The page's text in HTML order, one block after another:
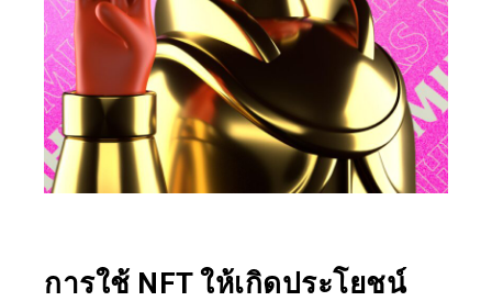
การใช้ NFT ให้เกิดประโยชน์